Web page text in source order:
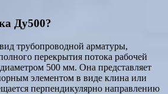
Ду500?
трубопроводной арматуры,
перекрытия потока рабочей
500 мм. Она представляет
элементом в виде клина или
перпендикулярно направлению